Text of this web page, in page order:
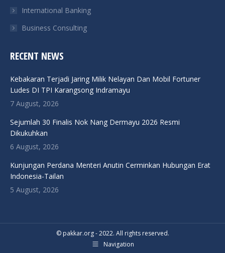
International Banking
Business Consulting
RECENT NEWS
Kebakaran Terjadi Jaring Milik Nelayan Dan Mobil Fortuner
Ludes DI TPI Karangsong Indramayu
7 August, 2026
Sejumlah 30 Finalis Nok Nang Dermayu 2026 Resmi
Dikukuhkan
6 August, 2026
Kunjungan Perdana Menteri Anutin Cerminkan Hubungan Erat
Indonesia-Tailan
5 August, 2026
© pakkar.org - 2022. All rights reserved.
Navigation